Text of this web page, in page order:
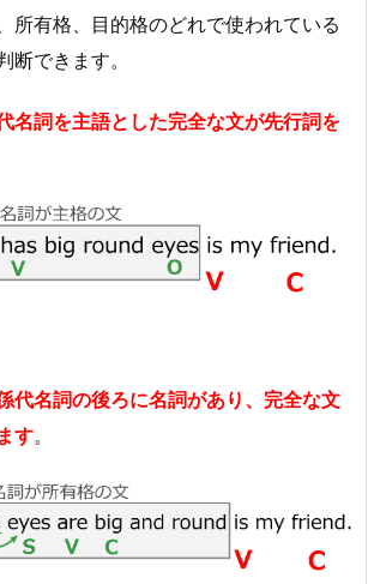
所有格、目的格のどれで使われている
断できます。
名詞を主語とした完全な文が先行詞を
代名詞の後ろに名詞があり、完全な文
す。